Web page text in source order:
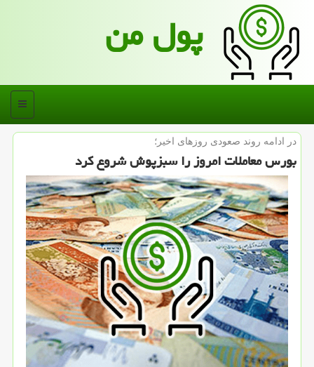
پول من
منو
در ادامه روند صعودی روزهای اخیر؛
بورس معاملات امروز را سبزپوش شروع كرد